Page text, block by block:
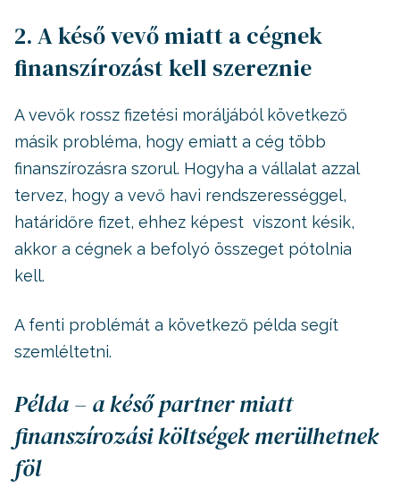
2. A késő vevő miatt a cégnek
finanszírozást kell szereznie
A vevők rossz fizetési moráljából következő
másik probléma, hogy emiatt a cég több
finanszírozásra szorul. Hogyha a vállalat azzal
tervez, hogy a vevő havi rendszerességgel,
határidőre fizet, ehhez képest viszont késik,
akkor a cégnek a befolyó összeget pótolnia
kell.
A fenti problémát a következő példa segít
szemléltetni.
Példa – a késő partner miatt
finanszírozási költségek merülhetnek
föl